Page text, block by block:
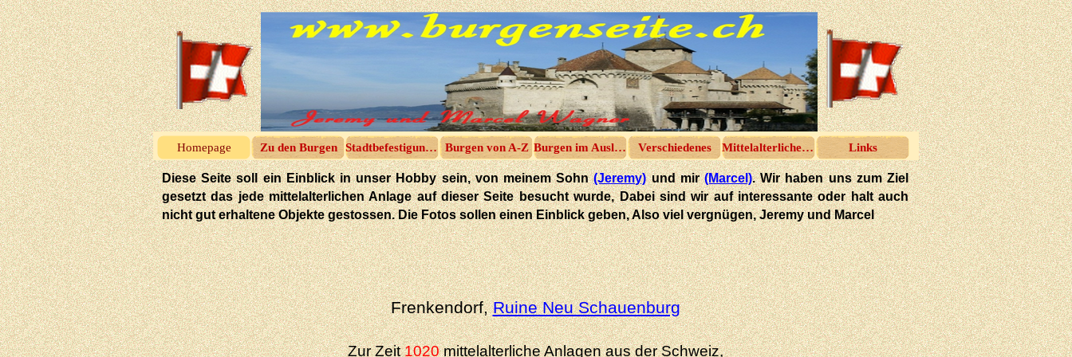
Homepage Zu den Burgen Stadtbefestigungen Burgen von A-Z Burgen im Ausland Verschiedenes Mittelalterliches Spektakel Links
Diese Seite soll ein Einblick in unser Hobby sein, von meinem Sohn(Jeremy)und mir(Marcel). Wir haben uns zum Ziel
gesetzt das jede mittelalterlichen Anlage auf dieser Seite besucht wurde, Dabei sind wir auf interessante oder halt auch
nicht gut erhaltene Objekte gestossen. Die Fotos sollen einen Einblick geben, Also viel vergnügen, Jeremy und Marcel
Frenkendorf,Ruine Neu Schauenburg
Zur Zeit1020mittelalterliche Anlagen aus der Schweiz,